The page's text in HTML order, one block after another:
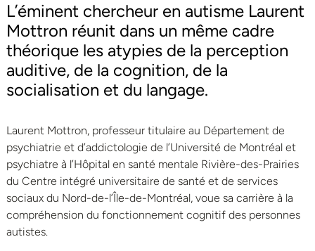
L’éminent chercheur en autisme Laurent
Mottron réunit dans un même cadre
théorique les atypies de la perception
auditive, de la cognition, de la
socialisation et du langage.
Laurent Mottron, professeur titulaire au Département de
psychiatrie et d’addictologie de l’Université de Montréal et
psychiatre à l’Hôpital en santé mentale Rivière-des-Prairies
du Centre intégré universitaire de santé et de services
sociaux du Nord-de-l’Île-de-Montréal, voue sa carrière à la
compréhension du fonctionnement cognitif des personnes
autistes.